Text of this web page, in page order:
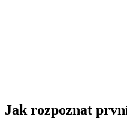
Jak rozpoznat